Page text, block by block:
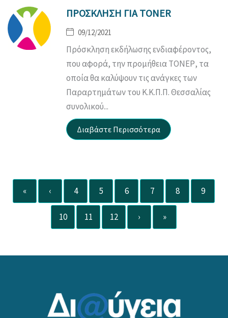
ΠΡΟΣΚΛΗΣΗ ΓΙΑ TONER
09/12/2021
Πρόσκληση εκδήλωσης ενδιαφέροντος,
που αφορά, την προμήθεια ΤΟΝΕΡ, τα
οποία θα καλύψουν τις ανάγκες των
Παραρτημάτων του Κ.Κ.Π.Π. Θεσσαλίας
συνολικού...
« ‹ 4 5 6 7 8 9
10 11 12 › »